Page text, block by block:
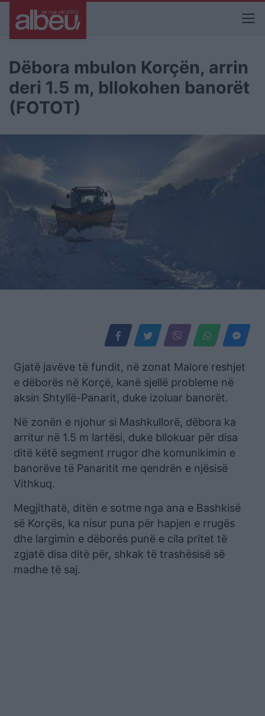
Dëbora mbulon Korçën, arrin
deri 1.5 m, bllokohen banorët
(FOTOT)
Gjatë javëve të fundit, në zonat Malore reshjet
e dëborës në Korçë, kanë sjellë probleme në
aksin Shtyllë-Panarit, duke izoluar banorët.
Në zonën e njohur si Mashkullorë, dëbora ka
arritur në 1.5 m lartësi, duke bllokuar për disa
ditë këtë segment rrugor dhe komunikimin e
banorëve të Panaritit me qendrën e njësisë
Vithkuq.
Megjithatë, ditën e sotme nga ana e Bashkisë
së Korçës, ka nisur puna për hapjen e rrugës
dhe largimin e dëborës punë e cila pritet të
zgjatë disa ditë për, shkak të trashësisë së
madhe të saj.